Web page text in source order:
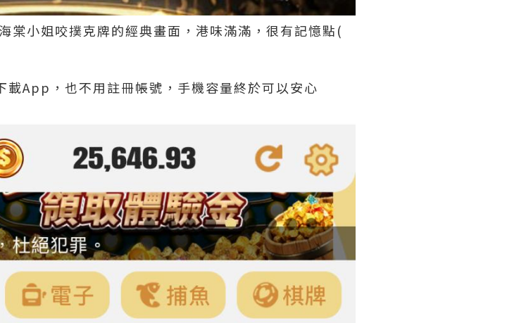
棠小姐咬撲克牌的經典畫面，港味滿滿，很有記憶點(
App，也不用註冊帳號，手機容量終於可以安心